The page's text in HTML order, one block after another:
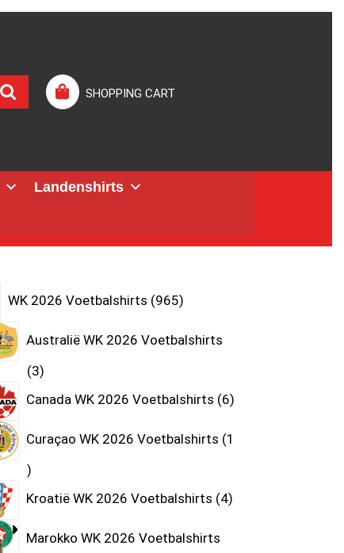
SHOPPING CART
Landenshirts
WK 2026 Voetbalshirts 965
Australië WK 2026 Voetbalshirts
3
Canada WK 2026 Voetbalshirts 6
Curaçao WK 2026 Voetbalshirts 1
Kroatië WK 2026 Voetbalshirts 4
Marokko WK 2026 Voetbalshirts